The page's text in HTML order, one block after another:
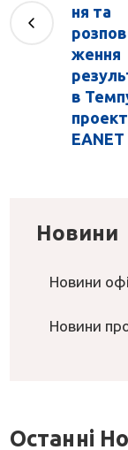
ня та
ження
в
EANET
Новини
Новини
Новини
Останні